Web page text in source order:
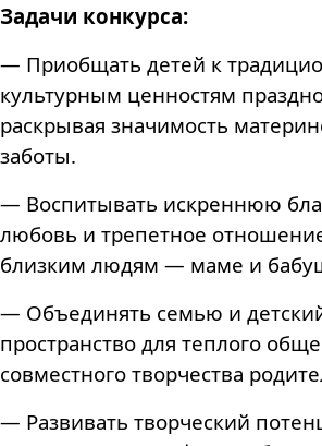
Задачи конкурса:
— Приобщать детей к
культурным ценностям
раскрывая значимость
заботы.
— Воспитывать искреннюю
любовь и трепетное
близким людям — маме и
— Объединять семью и детский
пространство для теплого
совместного творчества
— Развивать творческий